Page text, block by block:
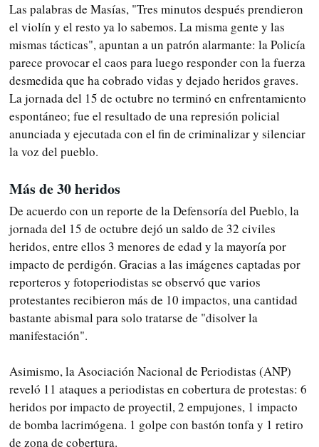
Las palabras de Masías, "Tres minutos después prendieron
el violín y el resto ya lo sabemos. La misma gente y las
mismas tácticas", apuntan a un patrón alarmante: la Policía
parece provocar el caos para luego responder con la fuerza
desmedida que ha cobrado vidas y dejado heridos graves.
La jornada del 15 de octubre no terminó en enfrentamiento
espontáneo; fue el resultado de una represión policial
anunciada y ejecutada con el fin de criminalizar y silenciar
la voz del pueblo.
Más de 30 heridos
De acuerdo con un reporte de la Defensoría del Pueblo, la
jornada del 15 de octubre dejó un saldo de 32 civiles
heridos, entre ellos 3 menores de edad y la mayoría por
impacto de perdigón. Gracias a las imágenes captadas por
reporteros y fotoperiodistas se observó que varios
protestantes recibieron más de 10 impactos, una cantidad
bastante abismal para solo tratarse de "disolver la
manifestación".
Asimismo, la Asociación Nacional de Periodistas (ANP)
reveló 11 ataques a periodistas en cobertura de protestas: 6
heridos por impacto de proyectil, 2 empujones, 1 impacto
de bomba lacrimógena. 1 golpe con bastón tonfa y 1 retiro
de zona de cobertura.